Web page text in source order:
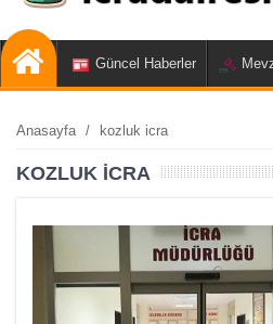
Güncel Haberler
Anasayfa / kozluk icra
KOZLUK ICRA